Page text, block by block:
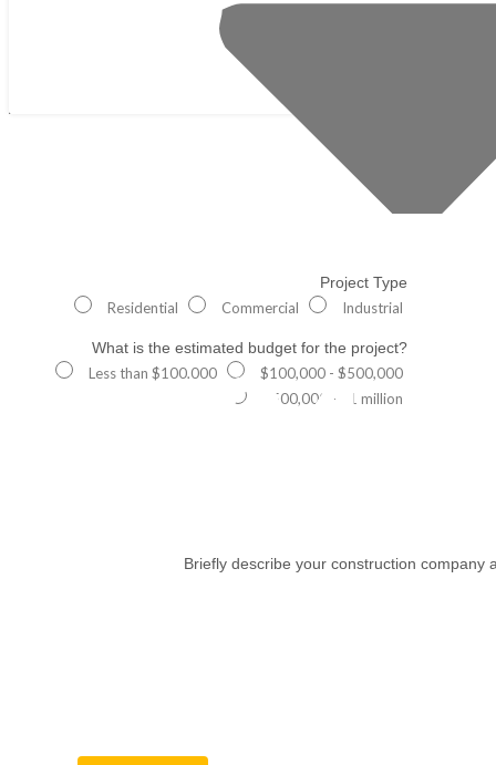
Project Type
Residential
Commercial Industrial
What is the estimated budget for the project?
Less than $100,000
$100,000 - $500,000
$500,000 - $1 million
Briefly describe your construction company
404